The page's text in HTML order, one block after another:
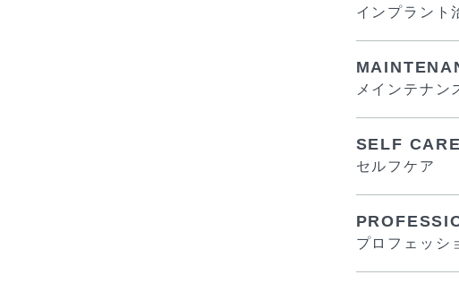
インプラント
メインテナン
SELF CARE
セルフケア
プロフェッシ